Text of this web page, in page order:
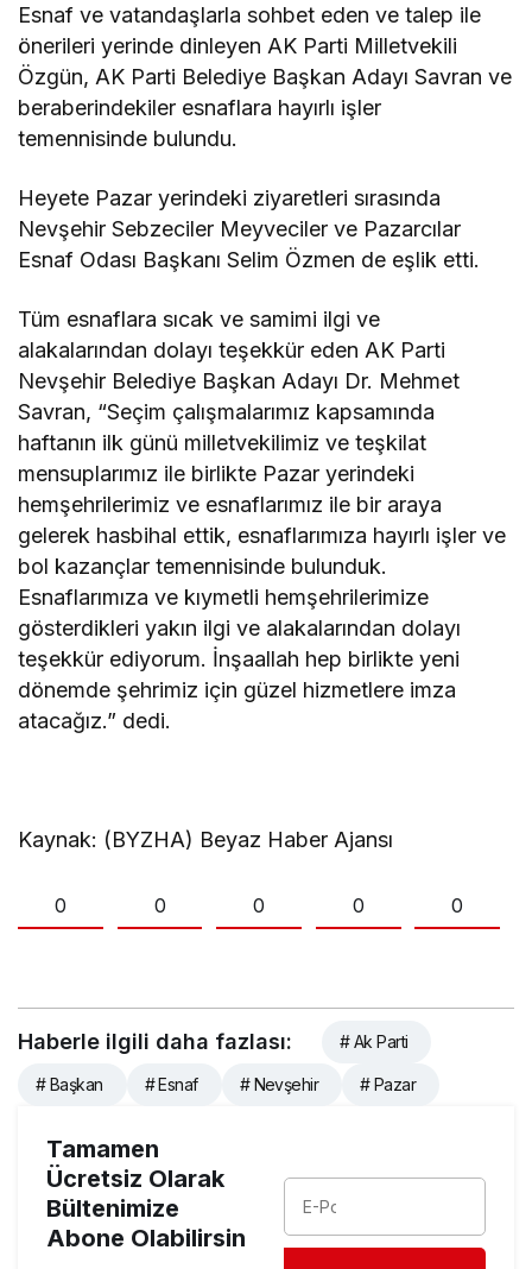
Esnaf ve vatandaşlarla sohbet eden ve talep ile
önerileri yerinde dinleyen AK Parti Milletvekili
Özgün, AK Parti Belediye Başkan Adayı Savran ve
beraberindekiler esnaflara hayırlı işler
temennisinde bulundu.
Heyete Pazar yerindeki ziyaretleri sırasında
Nevşehir Sebzeciler Meyveciler ve Pazarcılar
Esnaf Odası Başkanı Selim Özmen de eşlik etti.
Tüm esnaflara sıcak ve samimi ilgi ve
alakalarından dolayı teşekkür eden AK Parti
Nevşehir Belediye Başkan Adayı Dr. Mehmet
Savran, “Seçim çalışmalarımız kapsamında
haftanın ilk günü milletvekilimiz ve teşkilat
mensuplarımız ile birlikte Pazar yerindeki
hemşehrilerimiz ve esnaflarımız ile bir araya
gelerek hasbihal ettik, esnaflarımıza hayırlı işler ve
bol kazançlar temennisinde bulunduk.
Esnaflarımıza ve kıymetli hemşehrilerimize
gösterdikleri yakın ilgi ve alakalarından dolayı
teşekkür ediyorum. İnşaallah hep birlikte yeni
dönemde şehrimiz için güzel hizmetlere imza
atacağız.” dedi.
Kaynak: (BYZHA) Beyaz Haber Ajansı
0 0 0 0 0
Haberle ilgili daha fazlası: # Ak Parti
# Başkan # Esnaf # Nevşehir # Pazar
Tamamen
Ücretsiz Olarak
Bültenimize
Abone Olabilirsin